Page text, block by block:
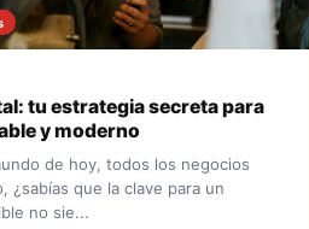
tu estrategia secreta para
y moderno
de hoy, todos los negocios
¿sabías que la clave para un
no sie...